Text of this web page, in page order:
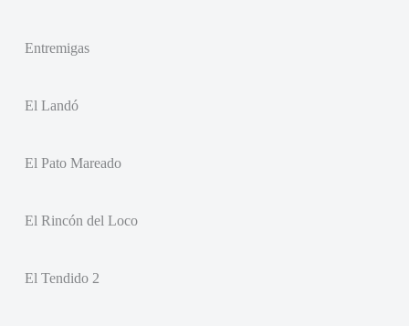
Entremigas
El Landó
El Pato Mareado
El Rincón del Loco
El Tendido 2